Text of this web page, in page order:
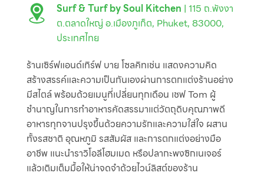
Surf & Turf by Soul Kitchen | 115 ถ.พังงา
ต.ตลาดใหญ่ อ.เมืองภูเก็ต, Phuket, 83000,
ประเทศไทย
ร้านเซิร์ฟแอนด์เทิร์ฟ บาย โซลคิทเช่น แสดงความคิด
สร้างสรรค์และความเป็นกันเองผ่านการตกแต่งร้านอย่าง
มีสไตล์ พร้อมด้วยเมนูที่เปลี่ยนทุกเดือน เชฟ Tom ผู้
ชำนาญในการทำอาหารคัดสรรมาแต่วัตถุดิบคุณภาพดี
อาหารทุกจานปรุงขึ้นด้วยความรักและความใส่ใจ ผสาน
ทั้งรสชาติ อุณหภูมิ รสสัมผัส และการตกแต่งอย่างมือ
อาชีพ แนะนำราวิโอลีโฮมเมด หรือปลากะพงซิกเนเจอร์
แล้วเติมเต็มมื้อให้น่าจดจำด้วยไวน์ลิสต์ของร้าน